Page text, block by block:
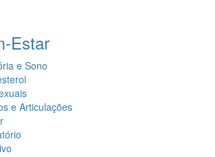
Estar
e Sono
e Articulações